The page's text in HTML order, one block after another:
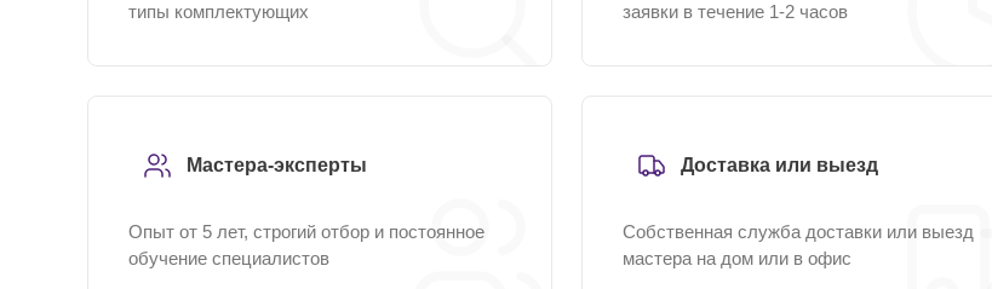
типы комплектующих
заявки в течение 1-2 часов
Мастера-эксперты
Опыт от 5 лет, строгий отбор и постоянное
обучение специалистов
Доставка или выезд
Собственная служба доставки или выезд
мастера на дом или в офис